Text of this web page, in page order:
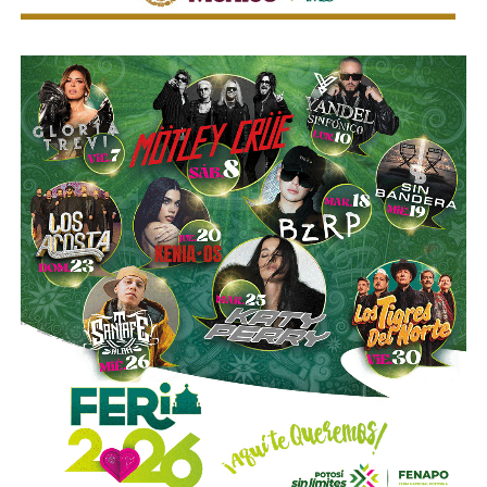
la compañía.
Esa conversión todavía no ocurre: se proyecta para 2027.
Azcárraga ha reducido considerablemente sus acciones
de la compañía, aunque conserva (vía un fideicomiso
familiar y una clase especial de acciones) el control formal
del voto de la empresa, independientemente de cuánto
capital tenga cada quien. En resumidas cuentas, aunque
Emilio Azcárraga tiene el poder de decisión,el mismo
financiero que reparte el control de El Realito con los
dos hombres más poderosos de Televisa está, al
mismo tiempo, camino a convertirse en el mayor
dueño accionario de la propia televisora.